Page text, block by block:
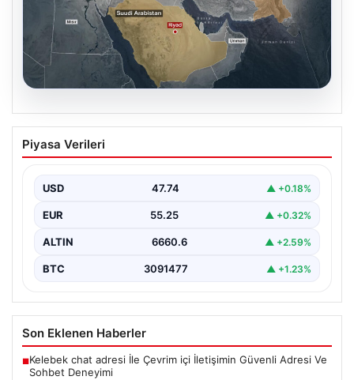
07.08.2026
Mekke Ortak Savunma Antlaşması:
Bölgesel Güvenlik ve İşbirliğinde Yeni
Türkiye, Suudi Arabistan ve Pakistan arasında
ve küresel…
Piyasa Verileri
USD 47.74 ▲ +0.18%
EUR 55.25 ▲ +0.32%
ALTIN 6660.6 ▲ +2.59%
BTC 3091477 ▲ +1.23%
Son Eklenen Haberler
■Kelebek chat adresi İle Çevrim içi İletişimin Güvenli Adresi Ve
Sohbet Deneyimi